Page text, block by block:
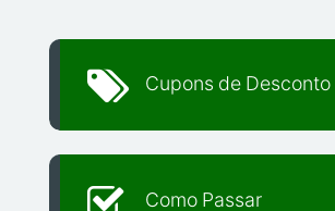
Cupons de Desconto
Como Passar